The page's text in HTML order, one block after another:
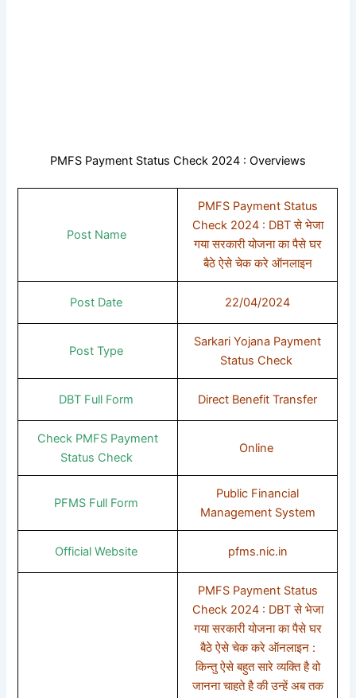
PMFS Payment Status Check 2024 : Overviews
Post Name
PMFS Payment Status
Check 2024 : DBT से भेजा
गया सरकारी योजना का पैसे घर
बैठे ऐसे चेक करे ऑनलाइन
Post Date 22/04/2024
Post Type
Sarkari Yojana Payment
Status Check
DBT Full Form Direct Benefit Transfer
Check PMFS Payment
Status Check
Online
PFMS Full Form
Public Financial
Management System
Official Website pfms.nic.in
PMFS Payment Status
Check 2024 : DBT से भेजा
गया सरकारी योजना का पैसे घर
बैठे ऐसे चेक करे ऑनलाइन :
किन्तु ऐसे बहुत सारे व्यक्ति है वो
जानना चाहते है की उन्हें अब तक